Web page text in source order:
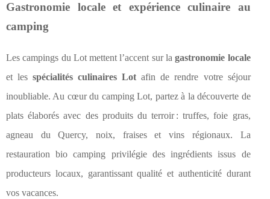
Gastronomie locale et expérience culinaire au
camping
Les campings du Lot mettent l’accent sur lagastronomie locale
et lesspécialités culinaires Lot afin de rendre votre séjour
inoubliable. Au cœur du camping Lot, partez à la découverte de
plats élaborés avec des produits du terroir : truffes, foie gras,
agneau du Quercy, noix, fraises et vins régionaux. La
restauration bio camping privilégie des ingrédients issus de
producteurs locaux, garantissant qualité et authenticité durant
vos vacances.